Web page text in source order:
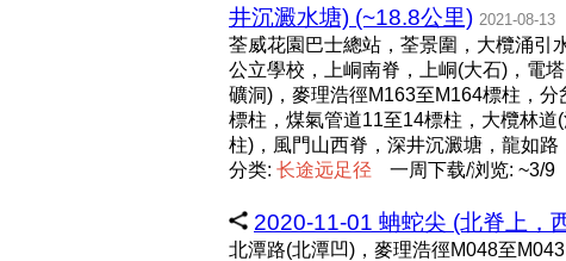
井沉澱水塘) (~18.8公里) 2021-08-13
荃威花園巴士總站，荃景圍，大欖涌引
公立學校，上峒南脊，上峒(大石)，電
礦洞)，麥理浩徑M163至M164標柱，
標柱，煤氣管道11至14標柱，大欖林
柱)，風門山西脊，深井沉澱塘，龍如
分类: 长途远足径 一周下载/浏览: ~3/9
2020-11-01 蚺蛇尖 (北脊上，
北潭路(北潭凹)，麥理浩徑M048至